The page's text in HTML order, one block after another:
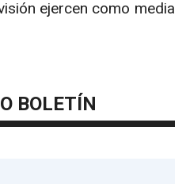
ejercen como media
BOLETÍN